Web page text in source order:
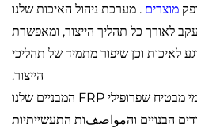
מוצרים . מערכת ניהול האיכות שלנו
לאורך כל תהליך הייצור, ומאפשרת
לאיכות וכן שיפור מתמיד של תהליכי
הייצור.
אימות עמידה בתקני בינלאומי מבטיח שפרופילי FRP המבניים שלנו
הבנויים והمواصفות התעשייתיות